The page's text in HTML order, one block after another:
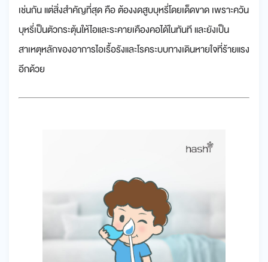
เช่นกัน แต่สิ่งสำคัญที่สุด คือ ต้องงดสูบบุหรี่โดยเด็ดขาด เพราะควัน
บุหรี่เป็นตัวกระตุ้นให้ไอและระคายเคืองคอได้ในทันที และยังเป็น
สาเหตุหลักของอาการไอเรื้อรังและโรคระบบทางเดินหายใจที่ร้ายแรง
อีกด้วย